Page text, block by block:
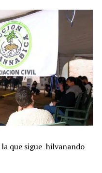
la que sigue hilvanando